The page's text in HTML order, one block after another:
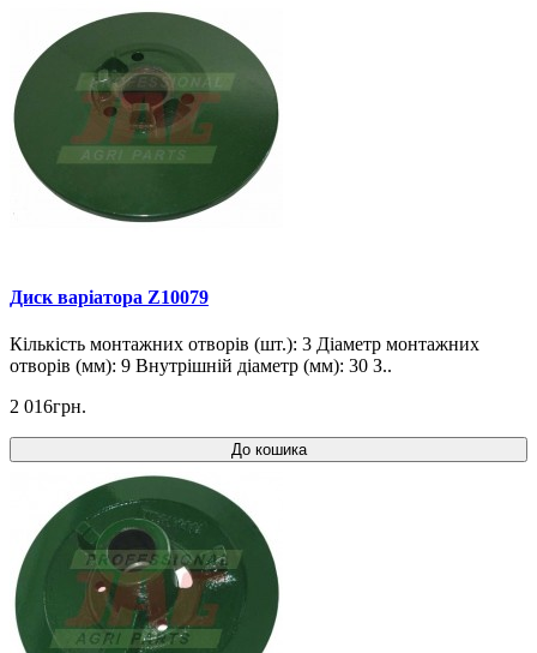
Диск варіатора Z10079
Кількість монтажних отворів (шт.): 3 Діаметр монтажних
отворів (мм): 9 Внутрішній діаметр (мм): 30 З..
2 016грн.
До кошика